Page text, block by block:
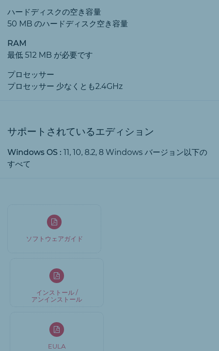
ハードディスクの空き容量
50 MB のハードディスク空き容量
RAM
最低 512 MB が必要です
プロセッサー
プロセッサー 少なくとも2.4GHz
サポートされているエディション
Windows OS : 11, 10, 8.2, 8 Windows バージョン以下の
すべて
ソフトウェアガイド
インストール /
アンインストール
EULA